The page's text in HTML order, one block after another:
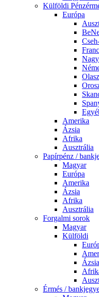
Külföldi
Európa
Amerika
Ázsia
Afrika
Ausztrália
Papírpénz /
Magyar
Európa
Amerika
Ázsia
Afrika
Ausztrália
Forgalmi sorok
Magyar
Külföldi
Ázsia
Érmés /